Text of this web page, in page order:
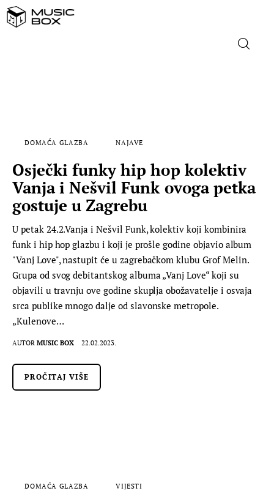
FILM
MUSIC BOX
DOMAĆA GLAZBA NAJAVE
Osječki funky hip hop kolektiv
Vanja i Nešvil Funk ovoga petka
gostuje u Zagrebu
U petak 24.2.Vanja i Nešvil Funk, kolektiv koji kombinira
funk i hip hop glazbu i koji je prošle godine objavio album
"Vanj Love", nastupit će u zagrebačkom klubu Grof Melin.
Grupa od svog debitantskog albuma „Vanj Love“ koji su
objavili u travnju ove godine skuplja obožavatelje i osvaja
srca publike mnogo dalje od slavonske metropole.
„Kulenove…
AUTOR MUSIC BOX 22.02.2023.
PROČITAJ VIŠE
DOMAĆA GLAZBA VIJESTI